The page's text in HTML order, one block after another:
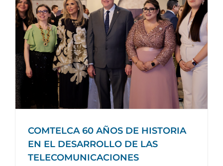
COMTELCA 60 AÑOS DE HISTORIA
EN EL DESARROLLO DE LAS
TELECOMUNICACIONES